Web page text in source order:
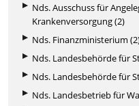
Nds. Ausschuss für
Krankenversorgung (2)
Nds. Finanzministerium
Nds. Landesbehörde für
Nds. Landesbehörde für
Nds. Landesbetrieb für